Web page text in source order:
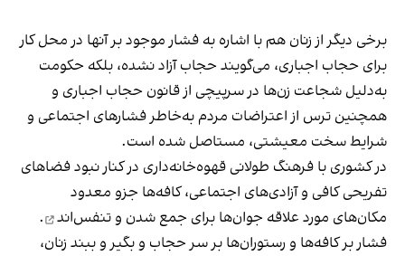
برخی دیگر از زنان هم با اشاره به فشار موجود بر آنها در محل کار
برای حجاب اجباری، می‌گویند حجاب آزاد نشده، بلکه حکومت
به‌دلیل شجاعت زن‌ها در سرپیچی از قانون حجاب اجباری و
همچنین ترس از اعتراضات مردم به‌خاطر فشارهای اجتماعی و
شرایط سخت معیشتی، مستاصل شده است.
در کشوری با فرهنگ طولانی قهوه‌‌خانه‌داری در کنار نبود فضاهای
تفریحی کافی و آزادی‌های اجتماعی، کافه‌ها جزو معدود
مکان‌های مورد علاقه جوان‌ها برای جمع شدن و تنفس‌اند
.
فشار بر کافه‌ها و رستوران‌ها بر سر حجاب و بگیر و ببند زنان،